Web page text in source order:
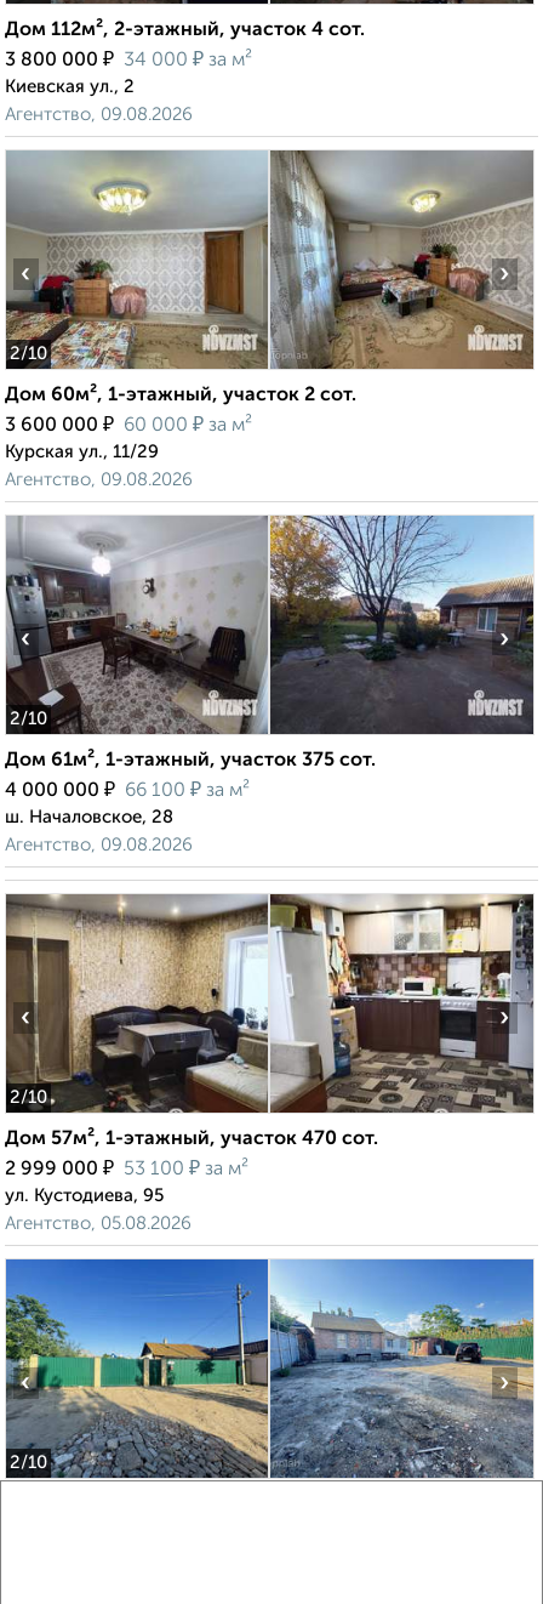
Дом 112м², 2-этажный, участок 4 сот.
3 800 000 ₽ 34 000 ₽ за м²
Киевская ул., 2
Агентство, 09.08.2026
2/10
‹ ›
Дом 60м², 1-этажный, участок 2 сот.
3 600 000 ₽ 60 000 ₽ за м²
Курская ул., 11/29
Агентство, 09.08.2026
2/10
‹ ›
Дом 61м², 1-этажный, участок 375 сот.
4 000 000 ₽ 66 100 ₽ за м²
ш. Началовское, 28
Агентство, 09.08.2026
2/10
‹ ›
Дом 57м², 1-этажный, участок 470 сот.
2 999 000 ₽ 53 100 ₽ за м²
ул. Кустодиева, 95
Агентство, 05.08.2026
2/10
‹ ›